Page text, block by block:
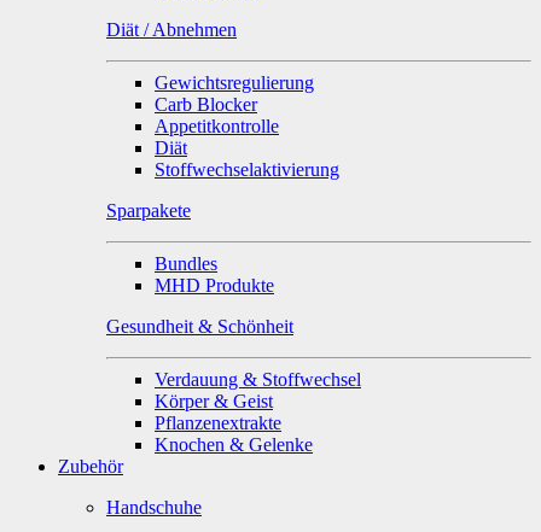
Diät / Abnehmen
Gewichtsregulierung
Carb Blocker
Appetitkontrolle
Diät
Stoffwechselaktivierung
Sparpakete
Bundles
MHD Produkte
Gesundheit & Schönheit
Verdauung & Stoffwechsel
Körper & Geist
Pflanzenextrakte
Knochen & Gelenke
Zubehör
Handschuhe